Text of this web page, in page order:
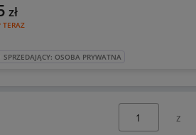
TERAZ
zł
SPRZEDAJĄCY: OSOBA PRYWATNA
z